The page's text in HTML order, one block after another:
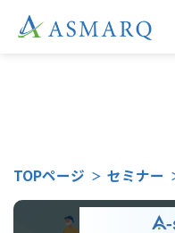
TOPページ セミナー
受付終